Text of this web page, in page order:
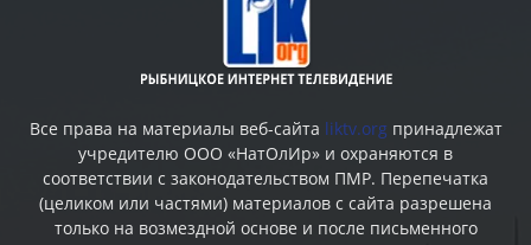
Все права на материалы веб-сайта liktv.org принадлежат
учредителю ООО «НатОлИр» и охраняются в
соответствии с законодательством ПМР. Перепечатка
(целиком или частями) материалов c сайта разрешена
только на возмездной основе и после письменного